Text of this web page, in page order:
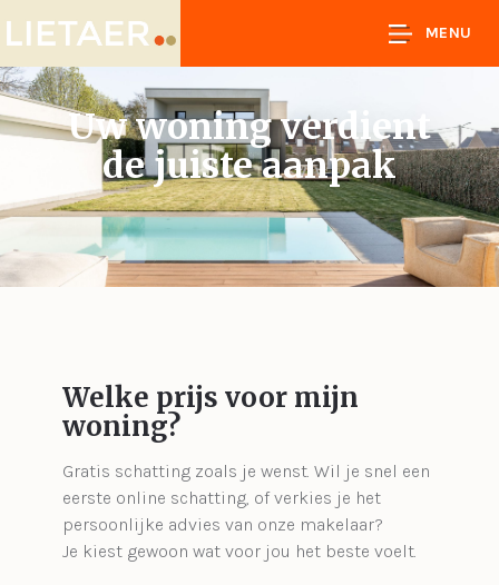
MENU
Uw woning verdient
de juiste aanpak
Welke prijs voor mijn
woning?
Gratis schatting zoals je wenst. Wil je snel een
eerste online schatting, of verkies je het
persoonlijke advies van onze makelaar?
Je kiest gewoon wat voor jou het beste voelt.